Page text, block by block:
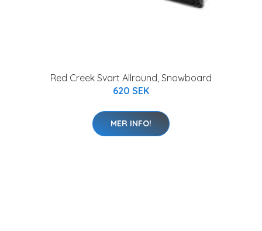
Red Creek Svart Allround, Snowboard
620 SEK
MER INFO!